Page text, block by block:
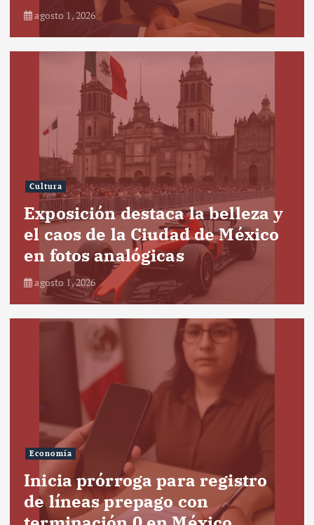
agosto 1, 2026
Cultura
Exposición destaca la belleza y
el caos de la Ciudad de México
en fotos analógicas
agosto 1, 2026
Economía
Inicia prórroga para registro
de líneas prepago con